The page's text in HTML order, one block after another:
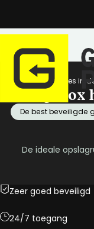
Home Locaties in
De best beveiligde
De ideale
Zeer goed beveiligd
24/7 toegang